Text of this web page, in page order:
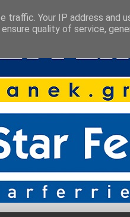
traffic. Your IP address and
quality of service,